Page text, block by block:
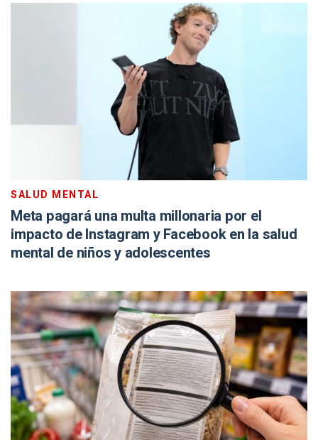
SALUD MENTAL
Meta pagará una multa millonaria por el
impacto de Instagram y Facebook en la salud
mental de niños y adolescentes